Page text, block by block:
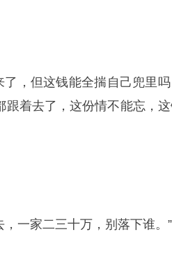
，但这钱能全揣自己兜里
跟着去了，这份情不能忘，
一家二三十万，别落下谁。”